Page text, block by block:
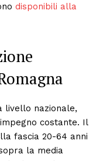
disponibili alla
livello nazionale,
costante. Il
fascia 20-64 anni
la media